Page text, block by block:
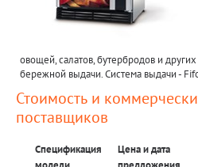
овощей, салатов, бутербродов и
бережной выдачи. Система выдачи -
Стоимость и
поставщиков
Спецификация
Цена и дата